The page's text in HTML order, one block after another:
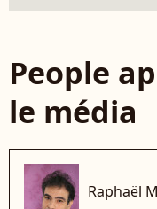
People
le média
Raphaël